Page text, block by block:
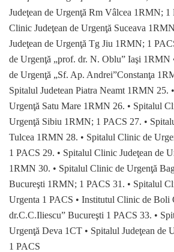
Judeţean de Urgenţă Rm Vâlcea 1RMN; 1
Clinic Judeţean de Urgenţă Suceava
Judeţean de Urgenţă Tg Jiu 1RMN; 1
de Urgenţă „prof. dr. N. Oblu” Iaşi 1RMN
de Urgenţă „Sf. Ap. Andrei”Constanţa
Spitalul Judetean Piatra Neamt 1RMN 25.
Urgenţă Satu Mare 1RMN 26. • Spitalul
Urgenţă Sibiu 1RMN; 1 PACS 27. •
Tulcea 1RMN 28. • Spitalul Clinic de
1 PACS 29. • Spitalul Clinic Judeţean de
1RMN 30. • Spitalul Clinic de Urgenţă
Bucureşti 1RMN; 1 PACS 31. • Spitalul
Urgenta 1 PACS • Institutul Clinic de Boli
dr.C.C.Iliescu” Bucureşti 1 PACS 33. •
Urgenţă Deva 1CT • Spitalul Judeţean de
1 PACS